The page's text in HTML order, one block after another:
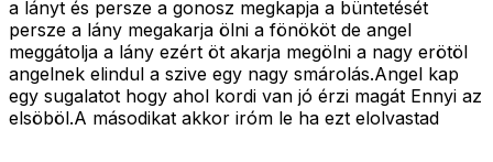
a lányt és persze a gonosz megkapja a büntetését
persze a lány megakarja ölni a fönököt de angel
meggátolja a lány ezért öt akarja megölni a nagy erötöl
angelnek elindul a szive egy nagy smárolás.Angel kap
egy sugalatot hogy ahol kordi van jó érzi magát Ennyi az
elsöböl.A másodikat akkor iróm le ha ezt elolvastad